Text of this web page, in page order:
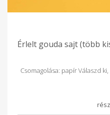
Érlelt gouda sajt (több
Csomagolása: papír Válaszd